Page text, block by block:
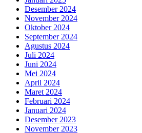
Desember 2024
November 2024
Oktober 2024
September 2024
Agustus 2024
Juli 2024
Juni 2024
Mei 2024
April 2024
Maret 2024
Februari 2024
Januari 2024
Desember 2023
November 2023